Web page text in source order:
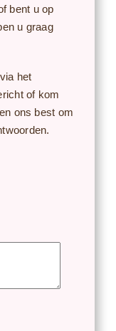
bent u op
u graag
het
of kom
ons best om